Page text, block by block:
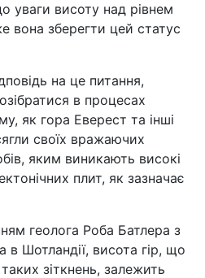
уваги висоту над рівнем
вона зберегти цей статус
на це питання,
в процесах
як гора Еверест та інші
своїх вражаючих
яким виникають високі
плит, як зазначає
геолога Роба Батлера з
в Шотландії, висота гір, що
зіткнень, залежить